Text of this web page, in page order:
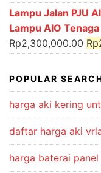
price
Lampu Jalan PJU
Lampu AIO
Rp2,300,000.00 Rp
POPULAR
harga aki kering
daftar harga aki
harga baterai panel